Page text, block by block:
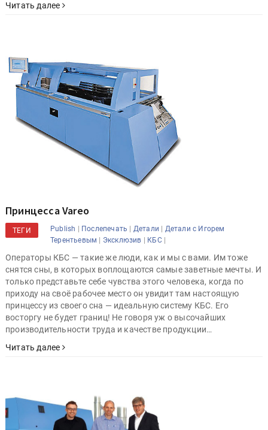
Читать далее
Принцесса Vareo
ТЕГИ Publish | Послепечать | Детали | Детали с Игорем
Терентьевым | Эксклюзив | КБС |
Операторы КБС — такие же люди, как и мы с вами. Им тоже
снятся сны, в которых воплощаются самые заветные мечты. И
только представьте себе чувства этого человека, когда по
приходу на своё рабочее место он увидит там настоящую
принцессу из своего сна — идеальную систему КБС. Его
восторгу не будет границ! Не говоря уж о высочайших
производительности труда и качестве продукции…
Читать далее